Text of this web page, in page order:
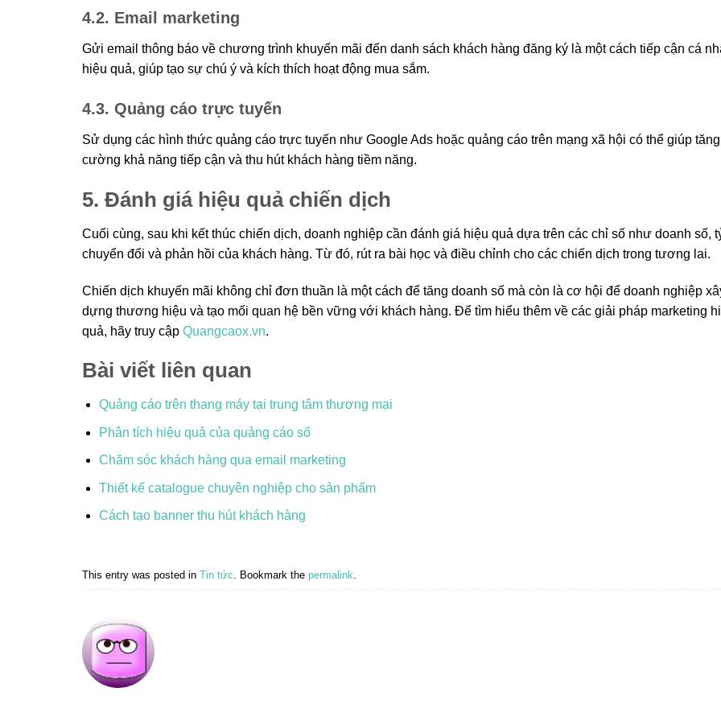
4.2. Email marketing
Gửi email thông báo về chương trình khuyến mãi đến danh sách khách hàng đăng ký là một cách tiếp cận cá
hiệu quả, giúp tạo sự chú ý và kích thích hoạt động mua sắm.
4.3. Quảng cáo trực tuyến
Sử dụng các hình thức quảng cáo trực tuyến như Google Ads hoặc quảng cáo trên mạng xã hội có thể giúp tăng
cường khả năng tiếp cận và thu hút khách hàng tiềm năng.
5. Đánh giá hiệu quả chiến dịch
Cuối cùng, sau khi kết thúc chiến dịch, doanh nghiệp cần đánh giá hiệu quả dựa trên các chỉ số như doanh số,
chuyển đổi và phản hồi của khách hàng. Từ đó, rút ra bài học và điều chỉnh cho các chiến dịch trong tương lai.
Chiến dịch khuyến mãi không chỉ đơn thuần là một cách để tăng doanh số mà còn là cơ hội để doanh nghiệp
dựng thương hiệu và tạo mối quan hệ bền vững với khách hàng. Để tìm hiểu thêm về các giải pháp marketing
quả, hãy truy cập Quangcaox.vn.
Bài viết liên quan
Quảng cáo trên thang máy tại trung tâm thương mại
Phân tích hiệu quả của quảng cáo số
Chăm sóc khách hàng qua email marketing
Thiết kế catalogue chuyên nghiệp cho sản phẩm
Cách tạo banner thu hút khách hàng
This entry was posted in Tin tức . Bookmark the permalink